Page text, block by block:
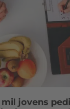
jovens